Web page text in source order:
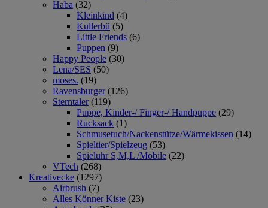
Haba (32)
Kleinkind (4)
Kullerbü (5)
Little Friends (6)
Puppen (9)
Happy People (30)
Lena/SES (50)
moses. (19)
Ravensburger (126)
Sterntaler (119)
Puppe, Kinder-/ Finger-/ Handpuppe (29)
Rucksack (1)
Schmusetuch/Nackenstütze/Wärmekissen (14)
Spieltier/Spielzeug (53)
Spieluhr S,M,L /Mobile (22)
VTech (268)
Kreativecke (1297)
Airbrush (7)
Alles Könner Kiste (23)